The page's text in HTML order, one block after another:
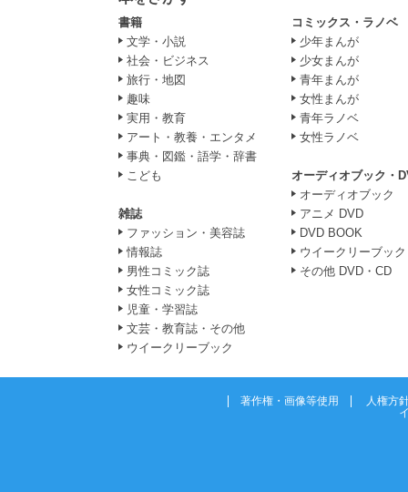
書籍
文学・小説
社会・ビジネス
旅行・地図
趣味
実用・教育
アート・教養・エンタメ
事典・図鑑・語学・辞書
こども
雑誌
ファッション・美容誌
情報誌
男性コミック誌
女性コミック誌
児童・学習誌
文芸・教育誌・その他
ウイークリーブック
コミックス・ラノベ
少年まんが
少女まんが
青年まんが
女性まんが
青年ラノベ
女性ラノベ
オーディオブック・
オーディオブック
アニメ DVD
DVD BOOK
ウイークリーブック
その他 DVD・CD
著作権・画像等使用
人権方